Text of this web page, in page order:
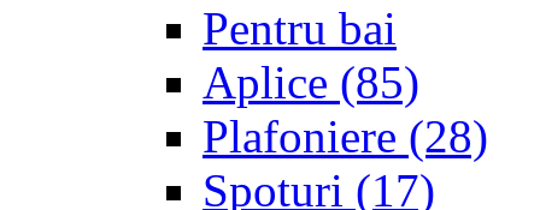
Pentru bai
Aplice (85)
Plafoniere (28)
Spoturi (17)